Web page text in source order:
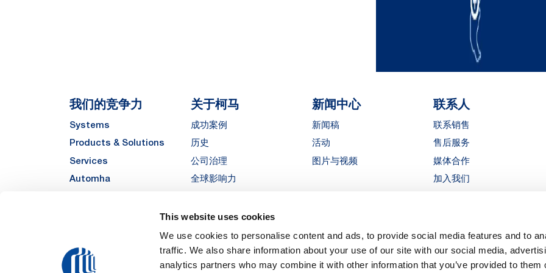
This website uses cookies
We use cookies to personalise content and ads, to provide social media features and to
traffic. We also share information about your use of our site with our social media,
analytics partners who may combine it with other information that you’ve provided to them
我们的竞争力
Systems
Products & Solutions
Services
Automha
关于柯马
成功案例
历史
公司治理
全球影响力
Sustainability
供应商
Funded Project
职业生涯
新闻中心
新闻稿
活动
图片与视频
联系人
联系销售
售后服务
媒体合作
加入我们
LinkedIn